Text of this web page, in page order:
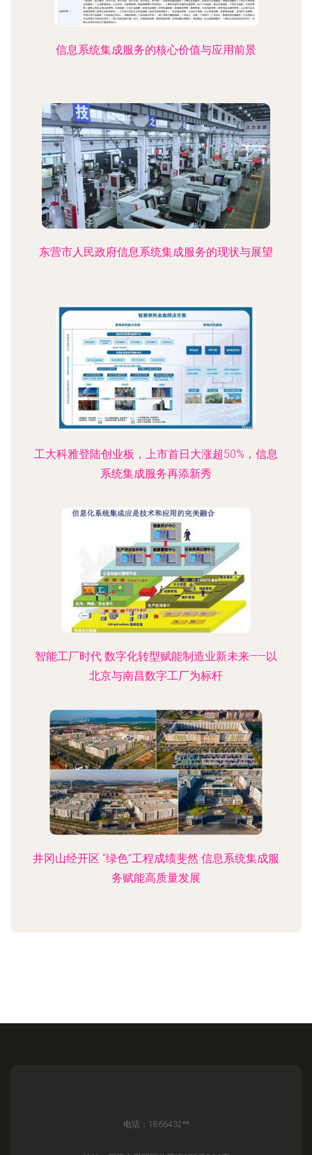
信息系统集成服务的核心价值与应用前景
东营市人民政府信息系统集成服务的现状与展望
工大科雅登陆创业板，上市首日大涨超50%，信息
系统集成服务再添新秀
智能工厂时代 数字化转型赋能制造业新未来——以
北京与南昌数字工厂为标杆
井冈山经开区 “绿色”工程成绩斐然 信息系统集成服
务赋能高质量发展
电话：1866432**